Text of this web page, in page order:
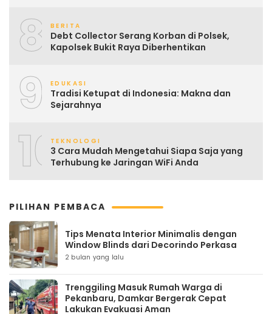
8 BERITA
Debt Collector Serang Korban di Polsek,
Kapolsek Bukit Raya Diberhentikan
9 EDUKASI
Tradisi Ketupat di Indonesia: Makna dan
Sejarahnya
10TEKNOLOGI
3 Cara Mudah Mengetahui Siapa Saja yang
Terhubung ke Jaringan WiFi Anda
PILIHAN PEMBACA
Tips Menata Interior Minimalis dengan
Window Blinds dari Decorindo Perkasa
2 bulan yang lalu
Trenggiling Masuk Rumah Warga di
Pekanbaru, Damkar Bergerak Cepat
Lakukan Evakuasi Aman